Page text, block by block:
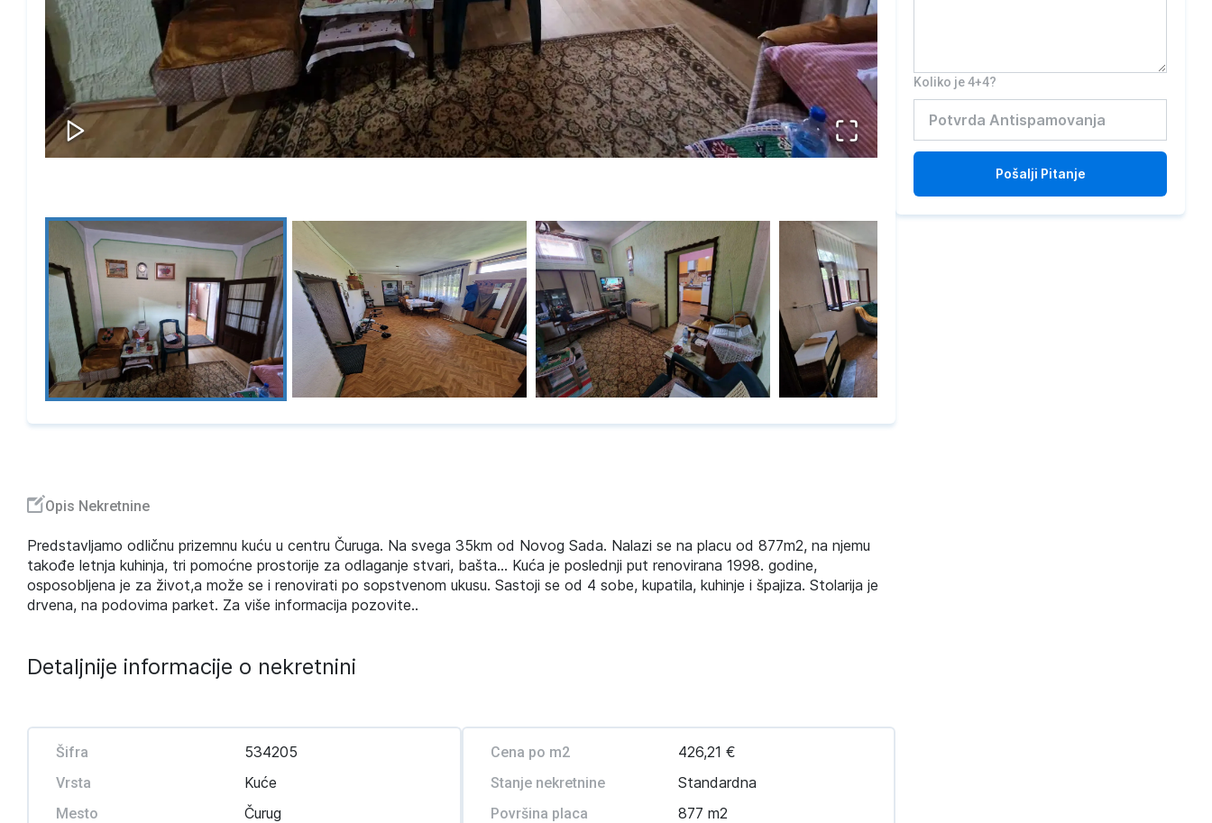
Opis Nekretnine
Predstavljamo odličnu prizemnu kuću u centru Čuruga. Na svega 35km od Novog Sada. Nalazi se na placu od 877m2, na njemu
takođe letnja kuhinja, tri pomoćne prostorije za odlaganje stvari, bašta... Kuća je poslednji put renovirana 1998. godine,
osposobljena je za život,a može se i renovirati po sopstvenom ukusu. Sastoji se od 4 sobe, kupatila, kuhinje i špajiza. Stolarija je
drvena, na podovima parket. Za više informacija pozovite..
Detaljnije informacije o nekretnini
Šifra 534205
Vrsta Kuće
Mesto Čurug
Cena po m2 426,21 €
Stanje nekretnine Standardna
Površina placa 877 m2
Koliko je 4+4?
Pošalji Pitanje